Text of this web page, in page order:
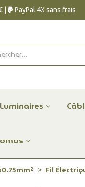
| PayPal 4X sans frais
Luminaires
Fil